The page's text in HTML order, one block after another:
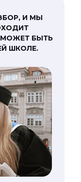
И МЫ
МОЖЕТ БЫТЬ
ШКОЛЕ.